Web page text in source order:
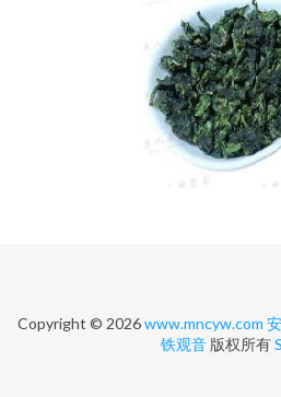
Copyright © 2026www.mncyw.com
铁观音版权所有